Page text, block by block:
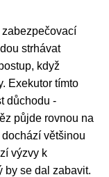
strhávat
když
Exekutor tímto
důchodu -
půjde rovnou na
většinou
výzvy k
by se dal zabavit.